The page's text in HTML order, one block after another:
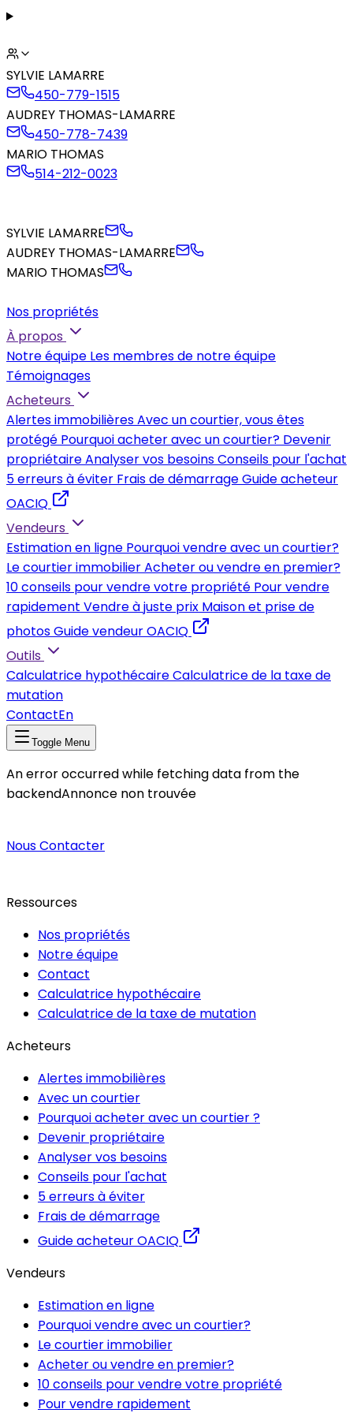
SYLVIE LAMARRE
450-779-1515
AUDREY THOMAS-LAMARRE
450-778-7439
MARIO THOMAS
514-212-0023
SYLVIE LAMARRE
AUDREY THOMAS-LAMARRE
MARIO THOMAS
Nos propriétés
À propos
Notre équipe Les membres de notre équipe
Témoignages
Acheteurs
Alertes immobilièresAvec un courtier, vous êtes
protégé Pourquoi acheter avec un courtier? Devenir
propriétaireAnalyser vos besoinsConseils pour l'achat
5 erreurs à éviter Frais de démarrageGuide acheteur
OACIQ
Vendeurs
Estimation en ligne Pourquoi vendre avec un courtier?
Le courtier immobilierAcheter ou vendre en premier?
10 conseils pour vendre votre propriété Pour vendre
rapidement Vendre à juste prix Maison et prise de
photosGuide vendeur OACIQ
Outils
Calculatrice hypothécaireCalculatrice de la taxe de
mutation
ContactEn
Toggle Menu
An error occurred while fetching data from the
backendAnnonce non trouvée
Nous Contacter
Ressources
Nos propriétés
Notre équipe
Contact
Calculatrice hypothécaire
Calculatrice de la taxe de mutation
Acheteurs
Alertes immobilières
Avec un courtier
Pourquoi acheter avec un courtier ?
Devenir propriétaire
Analyser vos besoins
Conseils pour l'achat
5 erreurs à éviter
Frais de démarrage
Guide acheteur OACIQ
Vendeurs
Estimation en ligne
Pourquoi vendre avec un courtier?
Le courtier immobilier
Acheter ou vendre en premier?
10 conseils pour vendre votre propriété
Pour vendre rapidement